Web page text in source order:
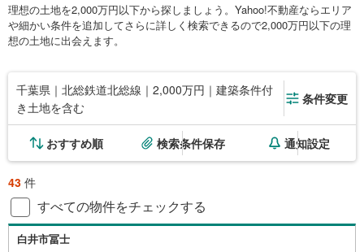
理想の土地を2,000万円以下から探しましょう。Yahoo!不動産ならエリア
や細かい条件を追加してさらに詳しく検索できるので2,000万円以下の理
想の土地に出会えます。
千葉県｜北総鉄道北総線｜2,000万円｜建築条件付
き土地を含む
条件変更
おすすめ順 検索条件保存 通知設定
43 件
すべての物件をチェックする
白井市冨士